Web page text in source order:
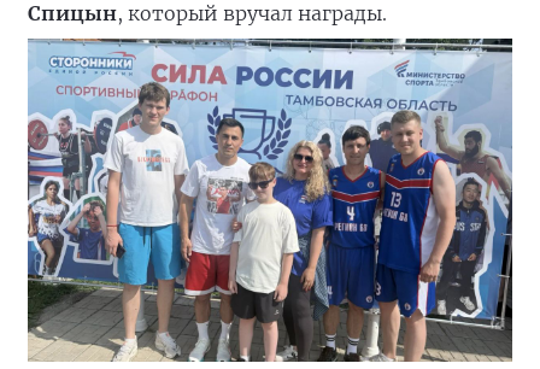
Спицын, который вручал награды.